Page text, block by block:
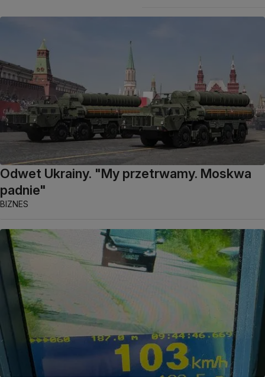
Odwet Ukrainy. "My przetrwamy. Moskwa
padnie"
BIZNES